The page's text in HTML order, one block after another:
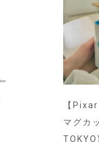
【
マグカ
TOKYO)